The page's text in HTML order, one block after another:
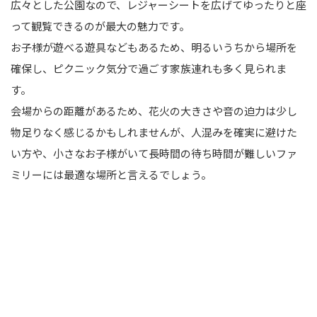
広々とした公園なので、レジャーシートを広げてゆったりと座
って観覧できるのが最大の魅力です。
お子様が遊べる遊具などもあるため、明るいうちから場所を
確保し、ピクニック気分で過ごす家族連れも多く見られま
す。
会場からの距離があるため、花火の大きさや音の迫力は少し
物足りなく感じるかもしれませんが、人混みを確実に避けた
い方や、小さなお子様がいて長時間の待ち時間が難しいファ
ミリーには最適な場所と言えるでしょう。